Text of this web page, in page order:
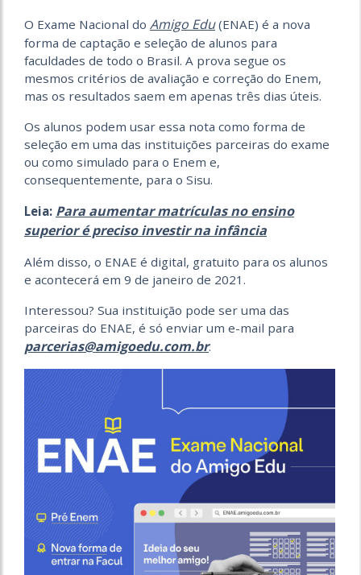
O Exame Nacional do Amigo Edu(ENAE) é a nova
forma de captação e seleção de alunos para
faculdades de todo o Brasil. A prova segue os
mesmos critérios de avaliação e correção do Enem,
mas os resultados saem em apenas três dias úteis.
Os alunos podem usar essa nota como forma de
seleção em uma das instituições parceiras do exame
ou como simulado para o Enem e,
consequentemente, para o Sisu.
Leia: Para aumentar matrículas no ensino
superior é preciso investir na infância
Além disso, o ENAE é digital, gratuito para os alunos
e acontecerá em 9 de janeiro de 2021.
Interessou? Sua instituição pode ser uma das
parceiras do ENAE, é só enviar um e-mail para
parcerias@amigoedu.com.br.